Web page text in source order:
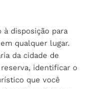
à disposição para
qualquer lugar.
da cidade de
identificar o
que você